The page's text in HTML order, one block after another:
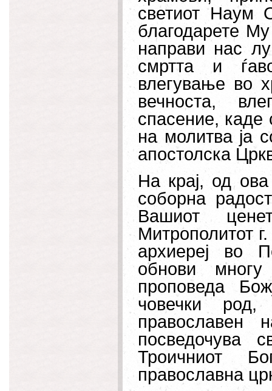
светиот Наум
благодарете
направи нас
смртта и
влегување во
вечноста,
спасение, каде
на молитва ја
апостолска
На крај, од
соборна
Вашиот
Митрополитот
архиереј во
обнови
проповеда
човечки
православен
посведочува
Троичниот
православна